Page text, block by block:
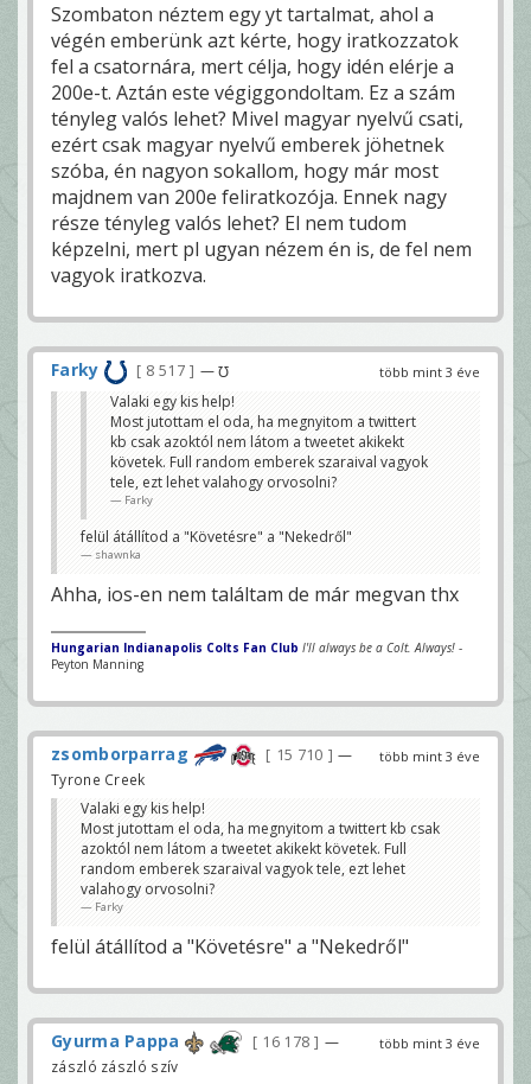
Szombaton néztem egy yt tartalmat, ahol a
végén emberünk azt kérte, hogy iratkozzatok
fel a csatornára, mert célja, hogy idén elérje a
200e-t. Aztán este végiggondoltam. Ez a szám
tényleg valós lehet? Mivel magyar nyelvű csati,
ezért csak magyar nyelvű emberek jöhetnek
szóba, én nagyon sokallom, hogy már most
majdnem van 200e feliratkozója. Ennek nagy
része tényleg valós lehet? El nem tudom
képzelni, mert pl ugyan nézem én is, de fel nem
vagyok iratkozva.
több mint 3 éve
Farky 8 517 — ℧
Valaki egy kis help!
Most jutottam el oda, ha megnyitom a twittert
kb csak azoktól nem látom a tweetet akikekt
követek. Full random emberek szaraival vagyok
tele, ezt lehet valahogy orvosolni?
Farky
felül átállítod a "Követésre" a "Nekedről"
shawnka
Ahha, ios-en nem találtam de már megvan thx
Hungarian Indianapolis Colts Fan Club I'll always be a Colt. Always! -
Peyton Manning
több mint 3 éve
zsomborparrag 15 710
—
Tyrone Creek
Valaki egy kis help!
Most jutottam el oda, ha megnyitom a twittert kb csak
azoktól nem látom a tweetet akikekt követek. Full
random emberek szaraival vagyok tele, ezt lehet
valahogy orvosolni?
Farky
felül átállítod a "Követésre" a "Nekedről"
több mint 3 éve
Gyurma Pappa 16 178
—
zászló zászló szív